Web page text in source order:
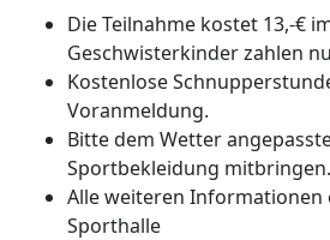
Die Teilnahme kostet 13,-€
Geschwisterkinder zahlen
Kostenlose
Voranmeldung.
Bitte dem Wetter
Sportbekleidung
Alle weiteren Informationen
Sporthalle